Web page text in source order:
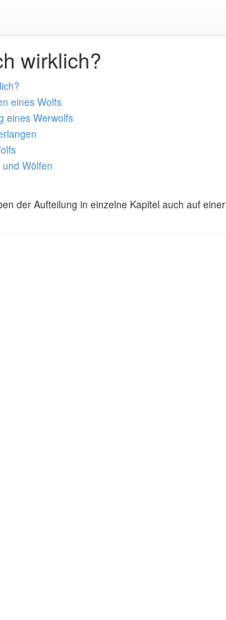
wirklich?
eines Wolfs
eines Werwolfs
Wölfen
der Aufteilung in einzelne Kapitel auch auf einer